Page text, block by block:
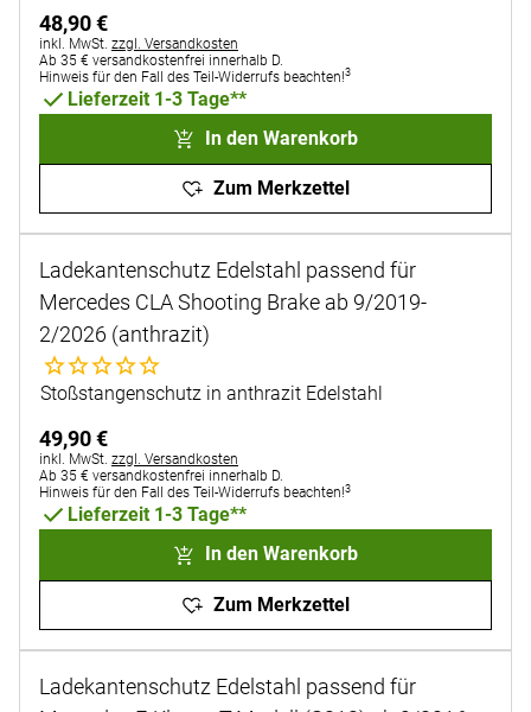
48,90€
Steuerhinweis:
inkl. MwSt. zzgl. Versandkosten
Ab 35 € versandkostenfrei innerhalb D.
Hinweis für den Fall des Teil-Widerrufs beachten!3
Lieferzeit 1-3 Tage**
In den Warenkorb
Zum Merkzettel
Ladekantenschutz Edelstahl passend für
Mercedes CLA Shooting Brake ab 9/2019-
2/2026 (anthrazit)
Noch keine Bewertungen abgegeben
Stoßstangenschutz in anthrazit Edelstahl
49,90€
Steuerhinweis:
inkl. MwSt. zzgl. Versandkosten
Ab 35 € versandkostenfrei innerhalb D.
Hinweis für den Fall des Teil-Widerrufs beachten!3
Lieferzeit 1-3 Tage**
In den Warenkorb
Zum Merkzettel
Ladekantenschutz Edelstahl passend für